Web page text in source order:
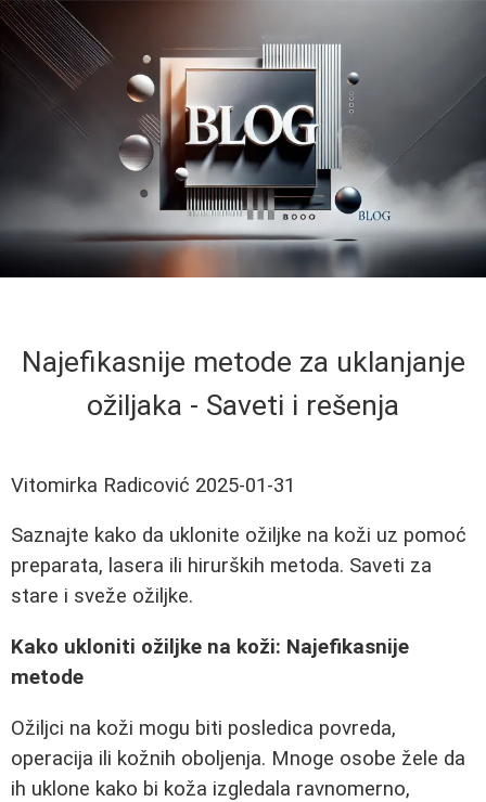
Najefikasnije metode za uklanjanje
ožiljaka - Saveti i rešenja
Vitomirka Radicović 2025-01-31
Saznajte kako da uklonite ožiljke na koži uz pomoć
preparata, lasera ili hirurških metoda. Saveti za
stare i sveže ožiljke.
Kako ukloniti ožiljke na koži: Najefikasnije
metode
Ožiljci na koži mogu biti posledica povreda,
operacija ili kožnih oboljenja. Mnoge osobe žele da
ih uklone kako bi koža izgledala ravnomerno,